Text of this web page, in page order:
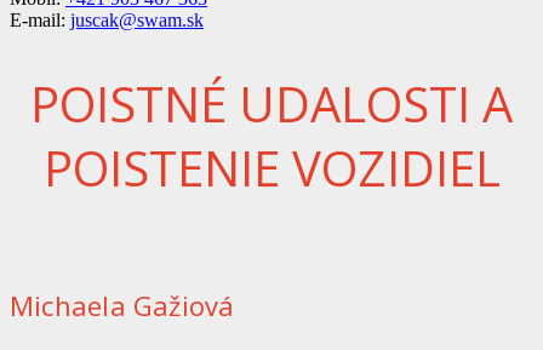
E-mail: juscak@swam.sk
POISTNÉ UDALOSTI A
POISTENIE VOZIDIEL
Michaela Gažiová